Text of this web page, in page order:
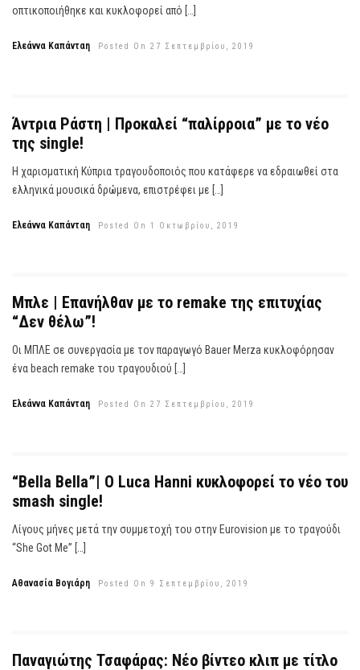
οπτικοποιήθηκε και κυκλοφορεί από […]
Ελεάννα Καπάνταη Posted On 27 Σεπτεμβρίου, 2019
Άντρια Ράστη | Προκαλεί “παλίρροια” με το νέο
της single!
Η χαρισματική Κύπρια τραγουδοποιός που κατάφερε να εδραιωθεί στα
ελληνικά μουσικά δρώμενα, επιστρέφει με […]
Ελεάννα Καπάνταη Posted On 1 Οκτωβρίου, 2019
Μπλε | Επανήλθαν με το remake της επιτυχίας
“Δεν θέλω”!
Οι ΜΠΛΕ σε συνεργασία με τον παραγωγό Bauer Merza κυκλοφόρησαν
ένα beach remake του τραγουδιού […]
Ελεάννα Καπάνταη Posted On 27 Σεπτεμβρίου, 2019
“Bella Bella”| Ο Luca Hanni κυκλοφορεί το νέο του
smash single!
Λίγους μήνες μετά την συμμετοχή του στην Eurovision με το τραγούδι
“She Got Me” […]
Αθανασία Βογιάρη Posted On 9 Σεπτεμβρίου, 2019
Παναγιώτης Τσαφάρας: Νέο βίντεο κλιπ με τίτλο